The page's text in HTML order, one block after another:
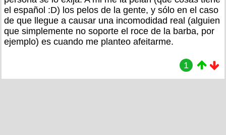
el español :D) los pelos de la gente, y sólo en el caso
de que llegue a causar una incomodidad real (alguien
que simplemente no soporte el roce de la barba, por
ejemplo) es cuando me planteo afeitarme.
1